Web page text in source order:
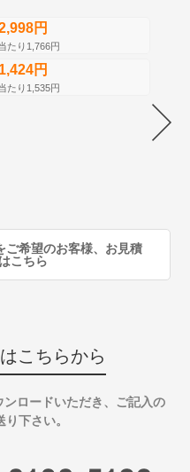
円
たり1,766円
円
たり1,535円
ご希望のお客様、お見積
こちら
こちらから
ロードいただき、ご記入の
り下さい。